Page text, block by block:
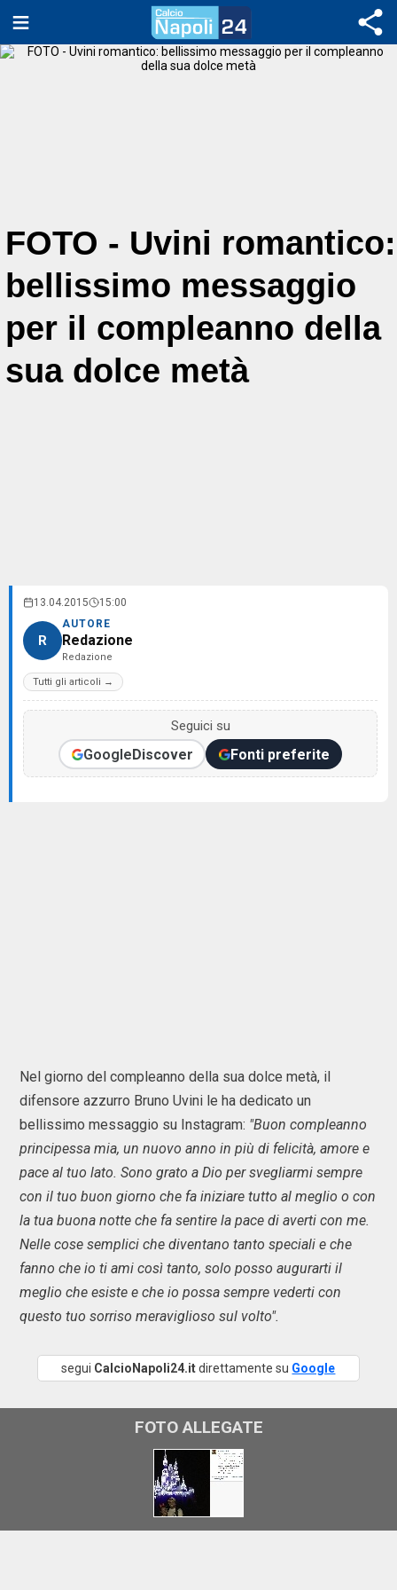
FOTO - Uvini romantico:
bellissimo messaggio
per il compleanno della
sua dolce metà
13.04.2015 15:00
R
AUTORE
Redazione
Redazione
Tutti gli articoli →
Seguici su
GoogleDiscover Fonti preferite
Nel giorno del compleanno della sua dolce metà, il
difensore azzurro Bruno Uvini le ha dedicato un
bellissimo messaggio su Instagram: "Buon compleanno
principessa mia, un nuovo anno in più di felicità, amore e
pace al tuo lato. Sono grato a Dio per svegliarmi sempre
con il tuo buon giorno che fa iniziare tutto al meglio o con
la tua buona notte che fa sentire la pace di averti con me.
Nelle cose semplici che diventano tanto speciali e che
fanno che io ti ami così tanto, solo posso augurarti il
meglio che esiste e che io possa sempre vederti con
questo tuo sorriso meraviglioso sul volto".
segui CalcioNapoli24.itdirettamente su Google
FOTO ALLEGATE